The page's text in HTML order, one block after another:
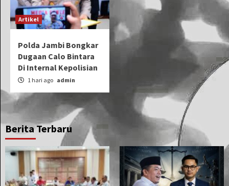
Artikel
Polda Jambi Bongkar
Dugaan Calo Bintara
Di Internal Kepolisian
1 hari ago admin
Berita Terbaru